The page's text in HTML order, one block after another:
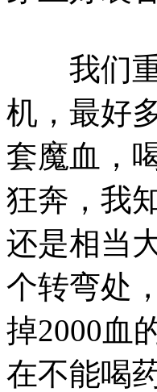
我们重
机，最好
套魔血，
狂奔，我
还是相当
个转弯处
掉2000血
在不能喝